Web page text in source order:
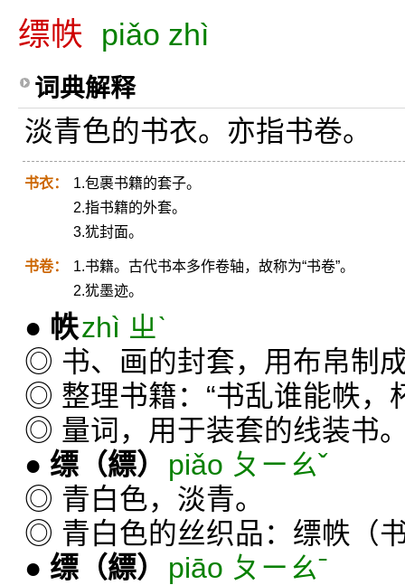
缥帙 piǎo zhì
词典解释
淡青色的书衣。亦指书卷。
书衣：
1.包裹书籍的套子。
2.指书籍的外套。
3.犹封面。
书卷：
1.书籍。古代书本多作卷轴，故称为“书卷”。
2.犹墨迹。
● 帙zhì ㄓˋ
◎ 书、画的封套，用布帛制
◎ 整理书籍：“书乱谁能帙，
◎ 量词，用于装套的线装书
● 缥 （縹）
piǎo ㄆㄧㄠˇ
◎ 青白色，淡青。
◎ 青白色的丝织品：缥帙（
● 缥 （縹）
piāo ㄆㄧㄠˉ